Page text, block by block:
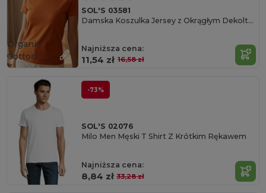
SOL'S 03581
Damska Koszulka Jersey z Okrągłym Dekoltem
Najniższa cena:
11,54 zł 16,58 zł
Organic
Cotton
-73%
SOL'S 02076
Milo Men Męski T Shirt Z Krótkim Rękawem
Najniższa cena:
8,84 zł 33,28 zł